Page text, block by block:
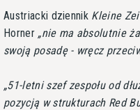
Austriacki dziennik Kleine
Horner nie ma absolutnie
swoją posadę - wręcz
51-letni szef zespołu od
pozycją w strukturach Red